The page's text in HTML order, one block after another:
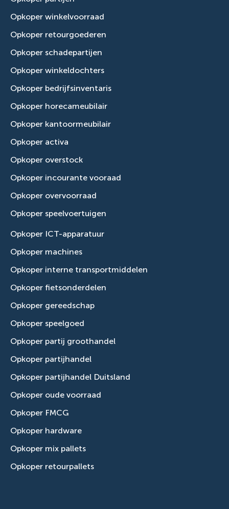
Opkoper winkelvoorraad
Opkoper retourgoederen
Opkoper schadepartijen
Opkoper winkeldochters
Opkoper bedrijfsinventaris
Opkoper horecameubilair
Opkoper kantoormeubilair
Opkoper activa
Opkoper overstock
Opkoper incourante vooraad
Opkoper overvoorraad
Opkoper speelvoertuigen
Opkoper ICT-apparatuur
Opkoper machines
Opkoper interne transportmiddelen
Opkoper fietsonderdelen
Opkoper gereedschap
Opkoper speelgoed
Opkoper partij groothandel
Opkoper partijhandel
Opkoper partijhandel Duitsland
Opkoper oude voorraad
Opkoper FMCG
Opkoper hardware
Opkoper mix pallets
Opkoper retourpallets